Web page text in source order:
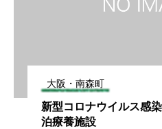
大阪・南森町
新型コロナウイルス感
泊療養施設